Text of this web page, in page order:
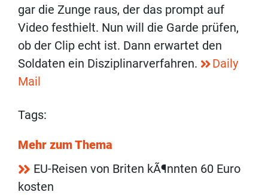
gar die Zunge raus, der das prompt auf
Video festhielt. Nun will die Garde prüfen,
ob der Clip echt ist. Dann erwartet den
Soldaten ein Disziplinarverfahren.
Daily
Mail
Tags:
Mehr zum Thema
EU-Reisen von Briten kÃ¶nnten 60 Euro
kosten